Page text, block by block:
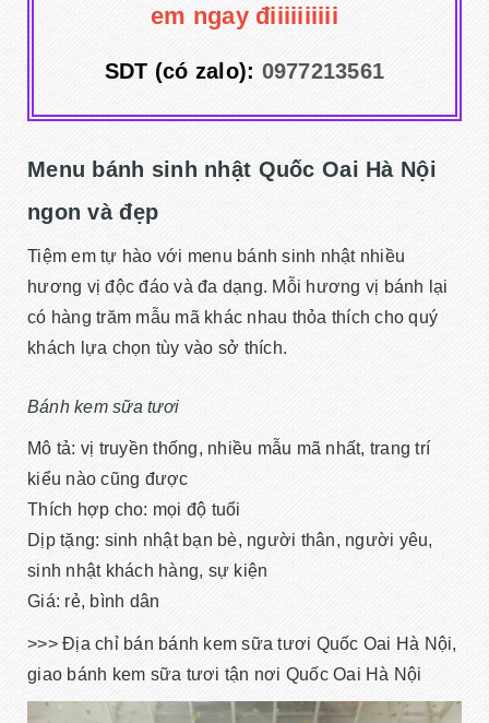
em ngay điiiiiiiiii
SDT (có zalo): 0977213561
Menu bánh sinh nhật Quốc Oai Hà Nội
ngon và đẹp
Tiệm em tự hào với menu bánh sinh nhật nhiều
hương vị độc đáo và đa dạng. Mỗi hương vị bánh lại
có hàng trăm mẫu mã khác nhau thỏa thích cho quý
khách lựa chọn tùy vào sở thích.
Bánh kem sữa tươi
Mô tả: vị truyền thống, nhiều mẫu mã nhất, trang trí
kiểu nào cũng được
Thích hợp cho: mọi độ tuổi
Dịp tặng: sinh nhật bạn bè, người thân, người yêu,
sinh nhật khách hàng, sự kiện
Giá: rẻ, bình dân
>>> Địa chỉ bán bánh kem sữa tươi Quốc Oai Hà Nội,
giao bánh kem sữa tươi tận nơi Quốc Oai Hà Nội